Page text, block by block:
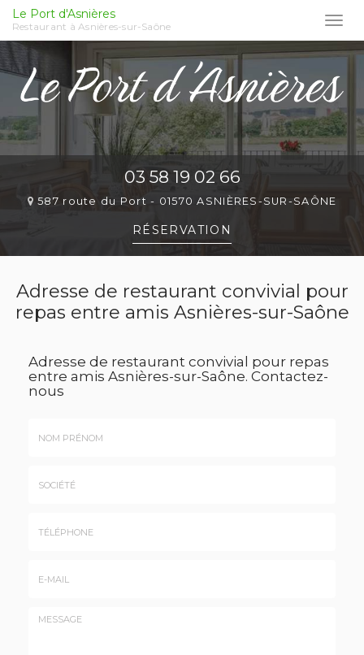
Aller
au
contenu
principal
Le Port d'Asnières
Restaurant à Asnières-sur-Saône
03 58 19 02 66
587 route du Port - 01570 ASNIÈRES-SUR-SAÔNE
RÉSERVATION
Adresse de restaurant convivial pour
repas entre amis Asnières-sur-Saône
Adresse de restaurant convivial pour repas
entre amis Asnières-sur-Saône. Contactez-
nous